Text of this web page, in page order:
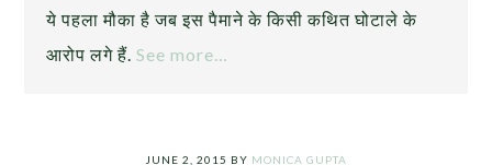
ये पहला मौका है जब इस पैमाने के किसी कथित घोटाले के
आरोप लगे हैं.See more…
JUNE 2, 2015 BY MONICA GUPTA